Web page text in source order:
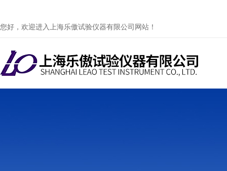
您好，欢迎进入上海乐傲试验仪器有限公司网站！